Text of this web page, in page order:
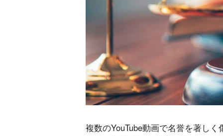
複数のYouTube動画で名誉を著し